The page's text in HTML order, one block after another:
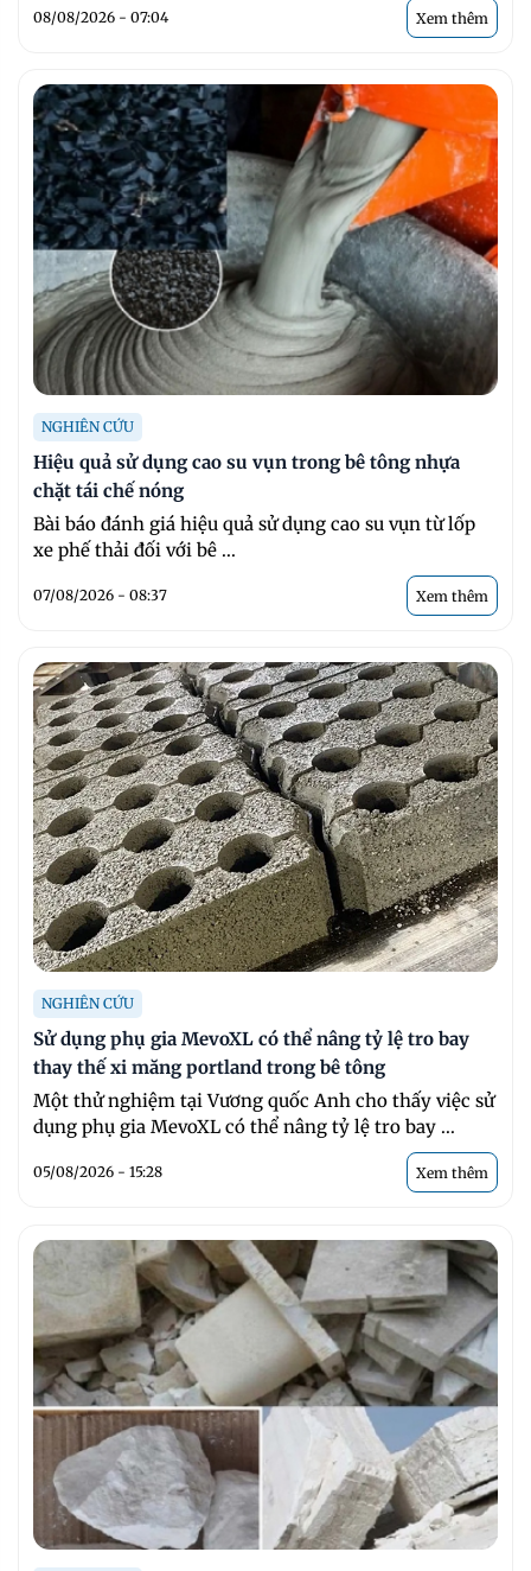
08/08/2026 - 07:04 Xem thêm
NGHIÊN CỨU
Hiệu quả sử dụng cao su vụn trong bê tông nhựa
chặt tái chế nóng
Bài báo đánh giá hiệu quả sử dụng cao su vụn từ lốp
xe phế thải đối với bê ...
07/08/2026 - 08:37 Xem thêm
NGHIÊN CỨU
Sử dụng phụ gia MevoXL có thể nâng tỷ lệ tro bay
thay thế xi măng portland trong bê tông
Một thử nghiệm tại Vương quốc Anh cho thấy việc sử
dụng phụ gia MevoXL có thể nâng tỷ lệ tro bay ...
05/08/2026 - 15:28 Xem thêm